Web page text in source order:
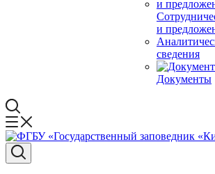
и
сведения
Документы